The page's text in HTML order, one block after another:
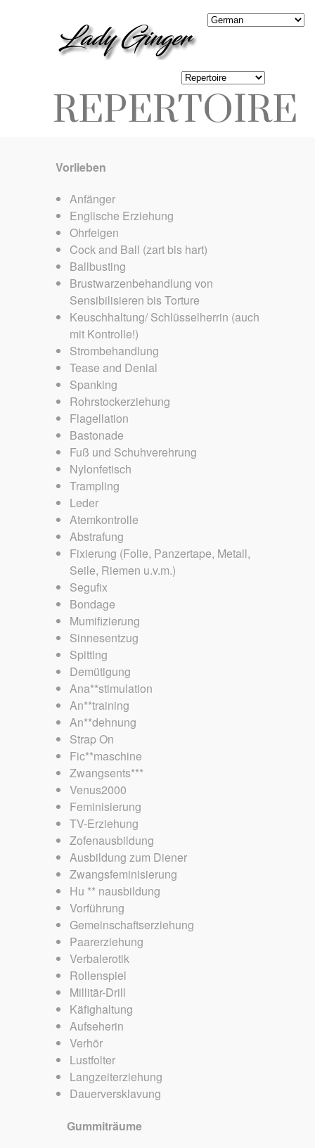
REPERTOIRE
Vorlieben
Anfänger
Englische Erziehung
Ohrfeigen
Cock and Ball (zart bis hart)
Ballbusting
Brustwarzenbehandlung von
Sensibilisieren bis Torture
Keuschhaltung/ Schlüsselherrin (auch
mit Kontrolle!)
Strombehandlung
Tease and Denial
Spanking
Rohrstockerziehung
Flagellation
Bastonade
Fuß und Schuhverehrung
Nylonfetisch
Trampling
Leder
Atemkontrolle
Abstrafung
Fixierung (Folie, Panzertape, Metall,
Seile, Riemen u.v.m.)
Segufix
Bondage
Mumifizierung
Sinnesentzug
Spitting
Demütigung
Ana**stimulation
An**training
An**dehnung
Strap On
Fic**maschine
Zwangsents***
Venus2000
Feminisierung
TV-Erziehung
Zofenausbildung
Ausbildung zum Diener
Zwangsfeminisierung
Hu ** nausbildung
Vorführung
Gemeinschaftserziehung
Paarerziehung
Verbalerotik
Rollenspiel
Millitär-Drill
Käfighaltung
Aufseherin
Verhör
Lustfolter
Langzeiterziehung
Dauerversklavung
Gummiträume